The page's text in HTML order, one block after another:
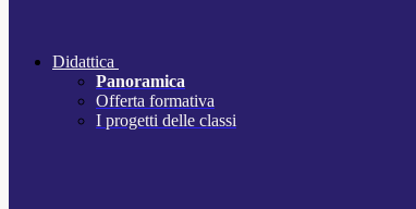
Didattica
Panoramica
Offerta formativa
I progetti delle classi